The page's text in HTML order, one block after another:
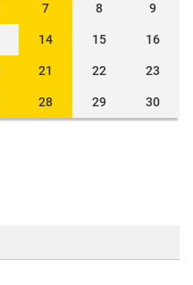
7 8 9
14 15 16
21 22 23
28 29 30